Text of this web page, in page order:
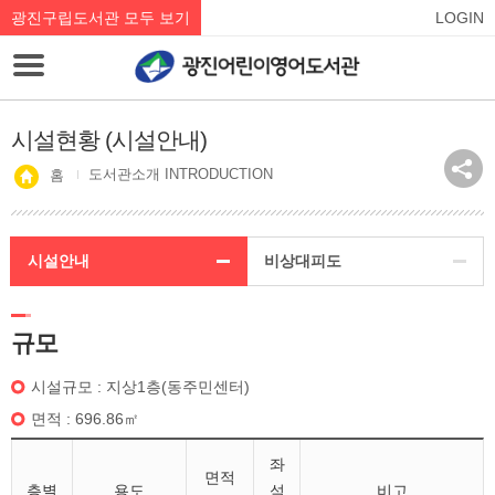
광진구립도서관 모두 보기 LOGIN
시설현황 (시설안내)
홈 도서관소개 INTRODUCTION
시설안내 비상대피도
규모
시설규모 : 지상1층(동주민센터)
면적 : 696.86㎡
층별 용도
면적
좌
석
비고